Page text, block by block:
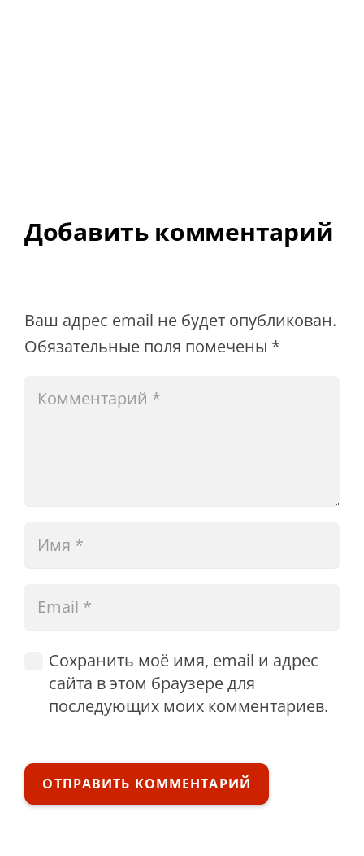
Добавить комментарий
Ваш адрес email не будет опубликован.
Обязательные поля помечены *
Сохранить моё имя, email и адрес
сайта в этом браузере для
последующих моих комментариев.
ОТПРАВИТЬ КОММЕНТАРИЙ